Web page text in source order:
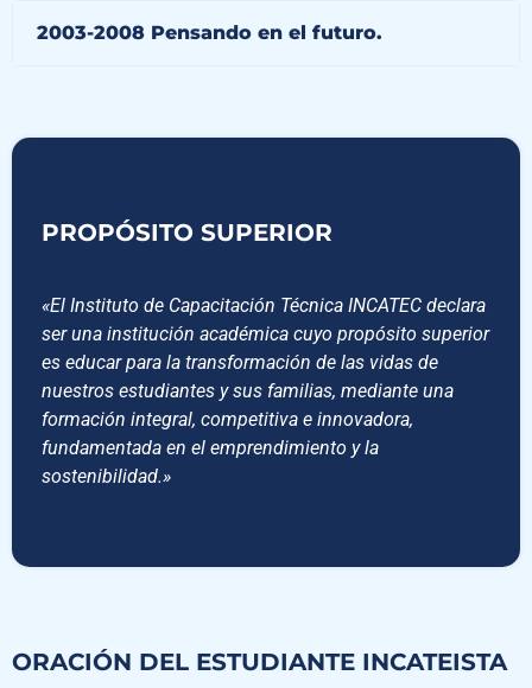
2003-2008 Pensando en el futuro.
PROPÓSITO SUPERIOR
«El Instituto de Capacitación Técnica INCATEC declara
ser una institución académica cuyo propósito superior
es educar para la transformación de las vidas de
nuestros estudiantes y sus familias, mediante una
formación integral, competitiva e innovadora,
fundamentada en el emprendimiento y la
sostenibilidad.»
ORACIÓN DEL ESTUDIANTE INCATEISTA